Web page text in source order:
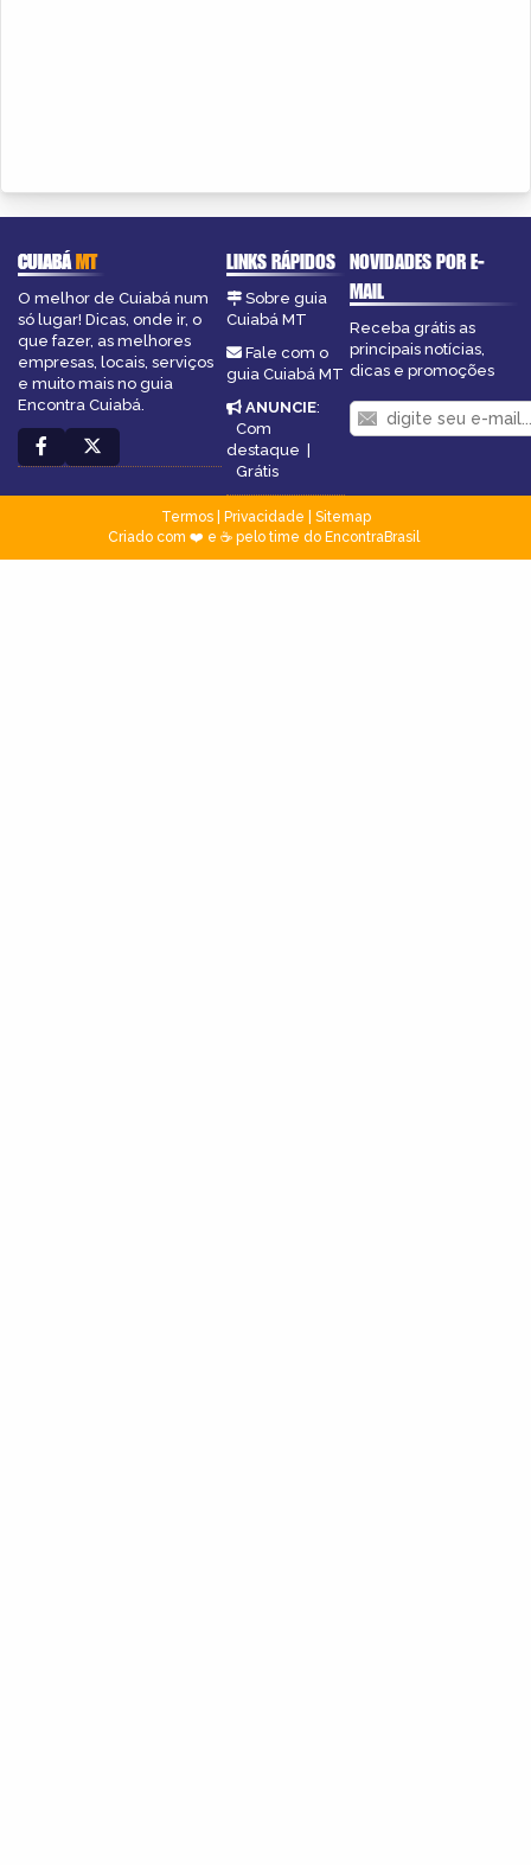
CUIABÁMT
O melhor de Cuiabá num
só lugar! Dicas, onde ir, o
que fazer, as melhores
empresas, locais, serviços
e muito mais no guia
Encontra Cuiabá.
LINKS RÁPIDOS
Sobre guia
Cuiabá MT
Fale com o
guia Cuiabá MT
ANUNCIE:
Com
destaque |
Grátis
NOVIDADES POR E-
MAIL
Receba grátis as
principais notícias,
dicas e promoções
Termos| Privacidade
Sitemap
Criado com ❤️ e ☕ pelo time do EncontraBrasil